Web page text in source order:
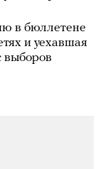
в бюллетене
и уехавшая
выборов